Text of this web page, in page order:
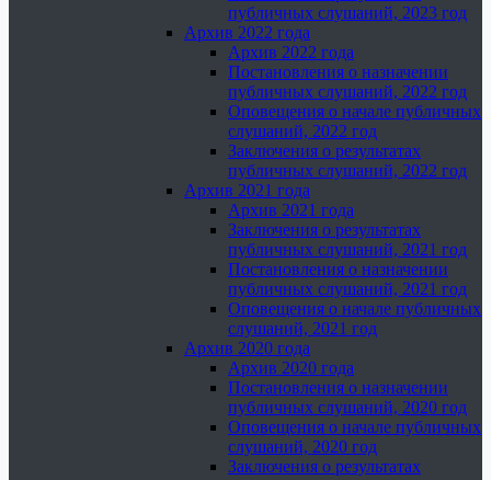
публичных слушаний, 2023 год
Архив 2022 года
Архив 2022 года
Постановления о назначении
публичных слушаний, 2022 год
Оповещения о начале публичных
слушаний, 2022 год
Заключения о результатах
публичных слушаний, 2022 год
Архив 2021 года
Архив 2021 года
Заключения о результатах
публичных слушаний, 2021 год
Постановления о назначении
публичных слушаний, 2021 год
Оповещения о начале публичных
слушаний, 2021 год
Архив 2020 года
Архив 2020 года
Постановления о назначении
публичных слушаний, 2020 год
Оповещения о начале публичных
слушаний, 2020 год
Заключения о результатах